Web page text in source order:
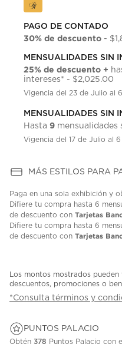
PAGO DE CONTADO
30% de descuento -
MENSUALIDADES SIN
25% de descuento +
intereses* - $2,025.00
Vigencia del 23 de Julio al
MENSUALIDADES SIN
Hasta 9 mensualidades
Vigencia del 17 de Julio al
MÁS ESTILOS PARA
Paga en una sola exhibición y
Difiere tu compra hasta 6
de descuento con Tarjetas
Difiere tu compra hasta 6
de descuento con Tarjetas
Los montos mostrados
descuentos, promociones o
*Consulta términos y
PUNTOS PALACIO
Obtén 378 Puntos Palacio con